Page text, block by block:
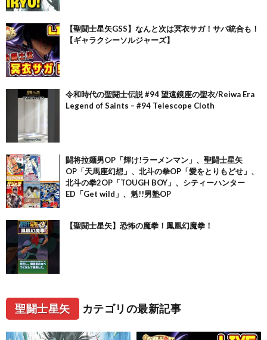
【聖闘士星矢GSS】なんと次は冥衣サガ！サバ統合も！
【ギャラクシーソルジャーズ】
令和時代の聖闘士伝説 #94 望遠鏡座の聖衣/Reiwa Era
Legend of Saints – #94 Telescope Cloth
闘将拉麺男OP「輝け!ラーメンマン」、聖闘士星矢
OP「天馬座幻想」、北斗の拳OP「愛をとりもどせ」、
北斗の拳2OP「TOUGH BOY」、シティーハンター
ED「Get wild」、魁!!男塾OP
【聖闘士星矢】恐怖の魔拳！鳳凰幻魔拳！
聖闘士星矢 カテゴリの最新記事